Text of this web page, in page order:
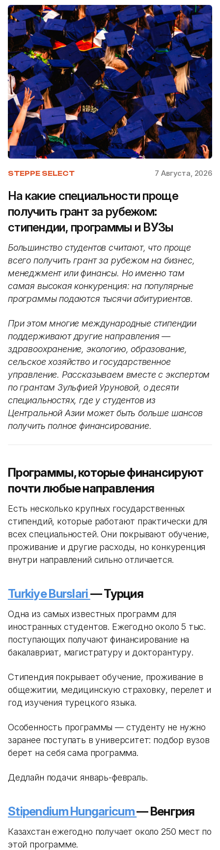
STEPPE SELECT 7 Августа, 2026
На какие специальности проще
получить грант за рубежом:
стипендии, программы и ВУЗы
Большинство студентов считают, что проще
всего получить грант за рубежом на бизнес,
менеджмент или финансы. Но именно там
самая высокая конкуренция: на популярные
программы подаются тысячи абитуриентов.
При этом многие международные стипендии
поддерживают другие направления —
здравоохранение, экологию, образование,
сельское хозяйство и государственное
управление. Рассказываем вместе с экспертом
по грантам Зульфией Уруновой, о десяти
специальностях, где у студентов из
Центральной Азии может быть больше шансов
получить полное финансирование.
Программы, которые финансируют
почти любые направления
Есть несколько крупных государственных
стипендий, которые работают практически для
всех специальностей. Они покрывают обучение,
проживание и другие расходы, но конкуренция
внутри направлений сильно отличается.
Turkiye Burslari— Турция
Одна из самых известных программ для
иностранных студентов. Ежегодно около 5 тыс.
поступающих получают финансирование на
бакалавриат, магистратуру и докторантуру.
Стипендия покрывает обучение, проживание в
общежитии, медицинскую страховку, перелет и
год изучения турецкого языка.
Особенность программы — студенту не нужно
заранее поступать в университет: подбор вузов
берет на себя сама программа.
Дедлайн подачи: январь-февраль.
Stipendium Hungaricum— Венгрия
Казахстан ежегодно получает около 250 мест по
этой программе.